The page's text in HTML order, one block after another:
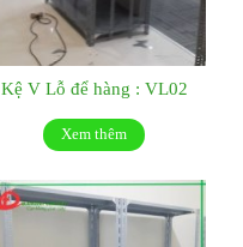
Kệ V Lỗ để hàng : VL02
Xem thêm